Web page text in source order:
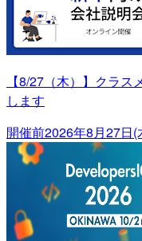
【8/27（木）】クラ
します
開催前2026年8月27日(